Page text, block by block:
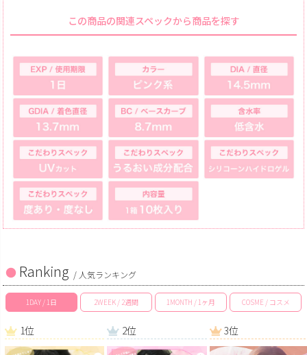
この商品の関連スペックから商品を探す
Ranking / 人気ランキング
1DAY / 1日 2WEEK / 2週間 1MONTH / 1ヶ月 COSME / コスメ
1位 2位 3位